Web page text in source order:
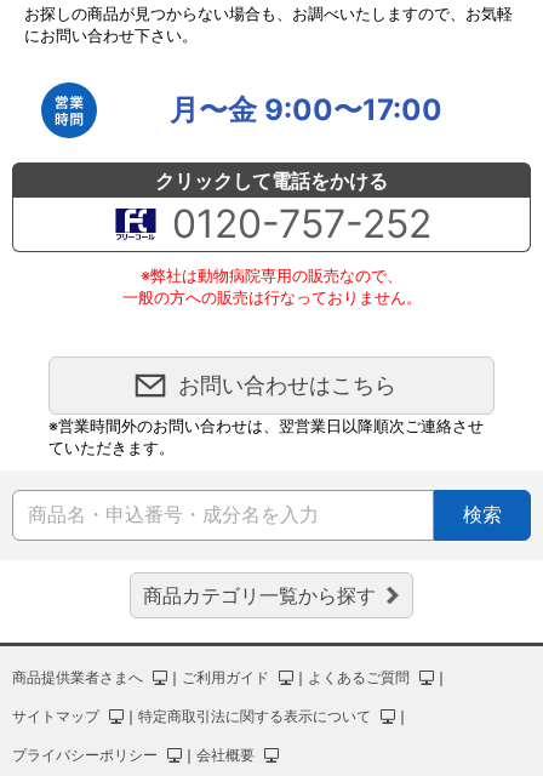
お探しの商品が見つからない場合も、お調べいたしますので、お気軽
にお問い合わせ下さい。
月〜金 9:00〜17:00
クリックして電話をかける
0120-757-252
※弊社は動物病院専用の販売なので、
一般の方への販売は行なっておりません。
お問い合わせはこちら
※営業時間外のお問い合わせは、翌営業日以降順次ご連絡させ
ていただきます。
検索
商品カテゴリ一覧から探す
商品提供業者さまへ ｜ ご利用ガイド ｜ よくあるご質問 ｜
サイトマップ ｜ 特定商取引法に関する表示について ｜
プライバシーポリシー ｜ 会社概要